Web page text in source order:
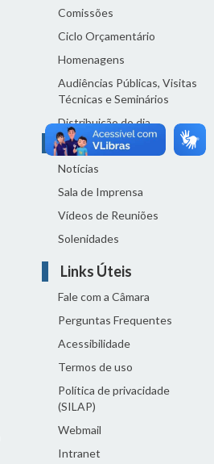
Comissões
Ciclo Orçamentário
Homenagens
Audiências Públicas, Visitas
Técnicas e Seminários
Distribuição do dia
Comunicação
Notícias
Sala de Imprensa
Vídeos de Reuniões
Solenidades
Links Úteis
Fale com a Câmara
Perguntas Frequentes
Acessibilidade
Termos de uso
Política de privacidade
(SILAP)
Webmail
Intranet